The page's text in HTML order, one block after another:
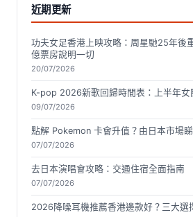
近期更新
功夫女足香港上映攻略：周星馳25年後
億票房說明一切
20/07/2026
K-pop 2026新歌回歸時間表：上半年女
09/07/2026
點解 Pokemon 卡會升值？由日本市場
07/07/2026
去日本演唱會攻略：交通住宿全面指南
07/07/2026
2026降噪耳機推薦香港邊款好？三大選